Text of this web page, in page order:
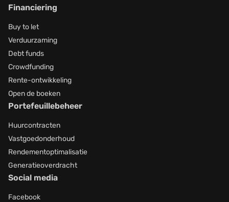
Financiering
Buy to let
Verduurzaming
Debt funds
Crowdfunding
Rente-ontwikkeling
Open de boeken
Portefeuillebeheer
Huurcontracten
Vastgoedonderhoud
Rendementoptimalisatie
Generatieoverdracht
Social media
Facebook